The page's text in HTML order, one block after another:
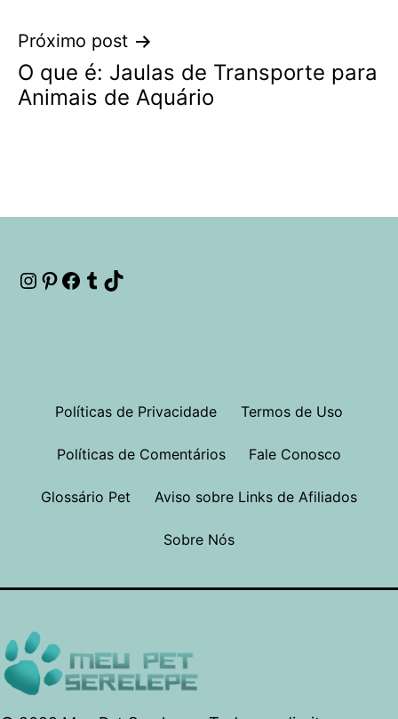
Próximo post
O que é: Jaulas de Transporte para
Animais de Aquário
Instagram
Pinterest
Facebook
Tumblr
Políticas de Privacidade Termos de Uso
Políticas de Comentários Fale Conosco
Glossário Pet Aviso sobre Links de Afiliados
Sobre Nós